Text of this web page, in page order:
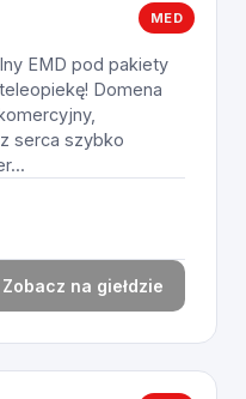
MED
EMD pod pakiety
Domena
serca szybko
Zobacz na giełdzie